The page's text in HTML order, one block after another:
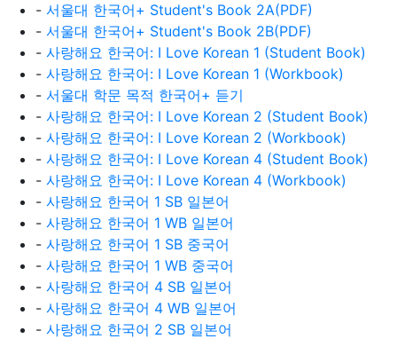
- 서울대 한국어+ Student's Book 2A(PDF)
- 서울대 한국어+ Student's Book 2B(PDF)
- 사랑해요 한국어: I Love Korean 1 (Student Book)
- 사랑해요 한국어: I Love Korean 1 (Workbook)
- 서울대 학문 목적 한국어+ 듣기
- 사랑해요 한국어: I Love Korean 2 (Student Book)
- 사랑해요 한국어: I Love Korean 2 (Workbook)
- 사랑해요 한국어: I Love Korean 4 (Student Book)
- 사랑해요 한국어: I Love Korean 4 (Workbook)
- 사랑해요 한국어 1 SB 일본어
- 사랑해요 한국어 1 WB 일본어
- 사랑해요 한국어 1 SB 중국어
- 사랑해요 한국어 1 WB 중국어
- 사랑해요 한국어 4 SB 일본어
- 사랑해요 한국어 4 WB 일본어
- 사랑해요 한국어 2 SB 일본어